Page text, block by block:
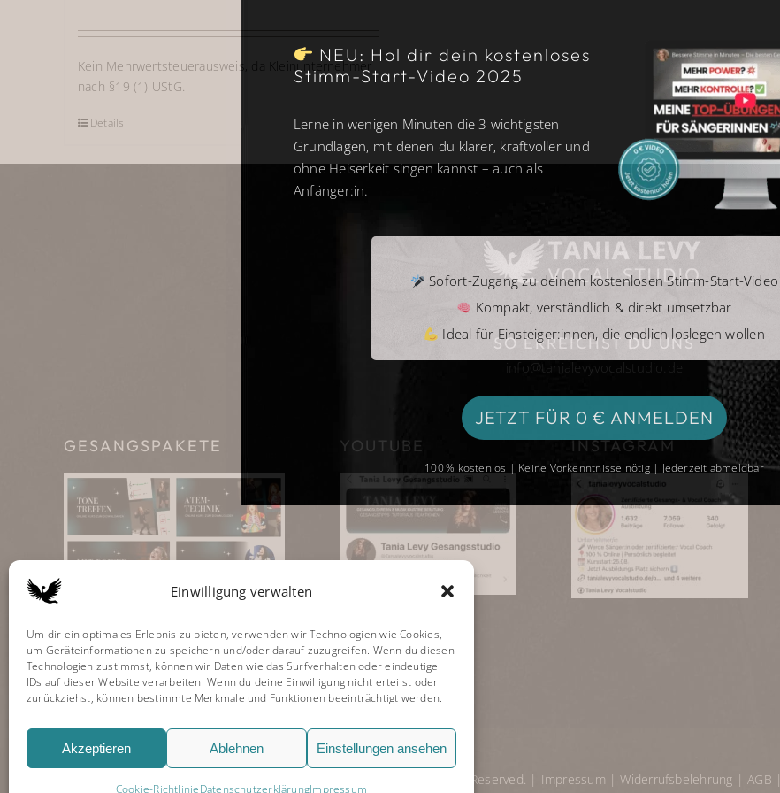
Einwilligung verwalten
Um dir ein optimales Erlebnis zu bieten, verwenden wir Technologien wie Cookies,
um Geräteinformationen zu speichern und/oder darauf zuzugreifen. Wenn du diesen
Technologien zustimmst, können wir Daten wie das Surfverhalten oder eindeutige
IDs auf dieser Website verarbeiten. Wenn du deine Einwilligung nicht erteilst oder
zurückziehst, können bestimmte Merkmale und Funktionen beeinträchtigt werden.
Akzeptieren Ablehnen Einstellungen ansehen
Cookie-RichtlinieDatenschutzerklärungImpressum
Kein Mehrwertsteuerausweis, da Kleinunternehmer
nach §19 (1) UStG.
Details
SO ERREICHST DU UNS
info@tanialevyvocalstudio.de
GESANGSPAKETE YOUTUBE INSTAGRAM
Tania Levy Vocal Studio. All Rights Reserved. | Impressum |Widerrufsbelehrung |AGB |
NEU: Hol dir dein kostenloses
Stimm-Start-Video 2025
Lerne in wenigen Minuten die 3 wichtigsten
Grundlagen, mit denen du klarer, kraftvoller und
ohne Heiserkeit singen kannst – auch als
Anfänger:in.
Sofort-Zugang zu deinem kostenlosen Stimm-Start-Video
Kompakt, verständlich & direkt umsetzbar
Ideal für Einsteiger:innen, die endlich loslegen wollen
JETZT FÜR 0 € ANMELDEN
100 % kostenlos | Keine Vorkenntnisse nötig | Jederzeit abmeldbar